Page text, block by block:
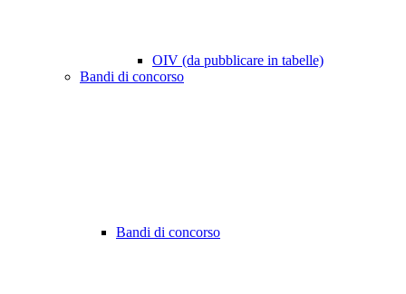
OIV (da pubblicare in tabelle)
Bandi di concorso
Bandi di concorso